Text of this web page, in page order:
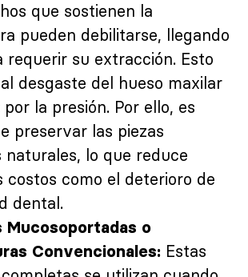
que sostienen la
pueden debilitarse, llegando
requerir su extracción. Esto
desgaste del hueso maxilar
la presión. Por ello, es
preservar las piezas
naturales, lo que reduce
costos como el deterioro de
dental.
Mucosoportadas o
Convencionales: Estas